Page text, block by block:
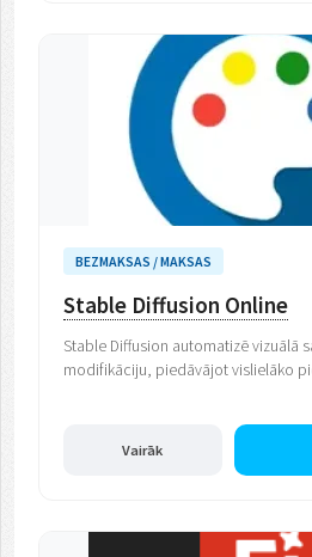
BEZMAKSAS / MAKSAS
Stable Diffusion Online
Stable Diffusion automatizē vizuālā
modifikāciju, piedāvājot vislielāko
Vairāk